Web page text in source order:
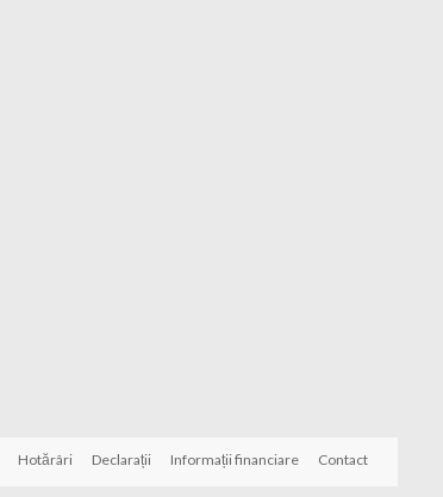
Hotărâri Declarații Informații financiare Contact